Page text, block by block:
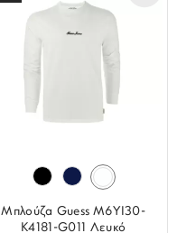
Μπλούζα Guess M6YI30-
K4181-G011 Λευκό